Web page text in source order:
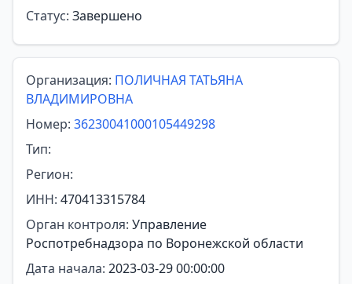
Статус: Завершено
Организация: ПОЛИЧНАЯ ТАТЬЯНА
ВЛАДИМИРОВНА
Номер: 36230041000105449298
Тип:
Регион:
ИНН: 470413315784
Орган контроля: Управление
Роспотребнадзора по Воронежской области
Дата начала: 2023-03-29 00:00:00